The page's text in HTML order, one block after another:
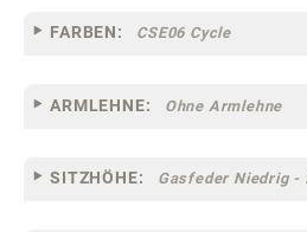
FARBEN: CSE06 Cycle
ARMLEHNE: Ohne Armlehne
SITZHÖHE: Gasfeder Niedrig -